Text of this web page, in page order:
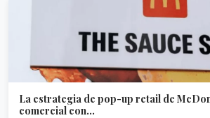
La estrategia de pop-up retail de
comercial con...